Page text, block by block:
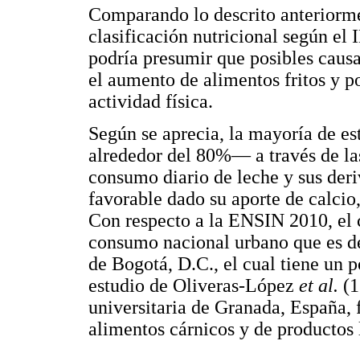
Comparando lo descrito
clasificación nutricional según el
podría presumir que posibles
el aumento de alimentos fritos y
actividad física.
Según se aprecia, la mayoría de
alrededor del 80%— a través de
consumo diario de leche y sus
favorable dado su aporte de
Con respecto a la ENSIN 2010,
consumo nacional urbano que es
de Bogotá, D.C., el cual tiene un
estudio de Oliveras-López et al.
universitaria de Granada,
alimentos cárnicos y de productos